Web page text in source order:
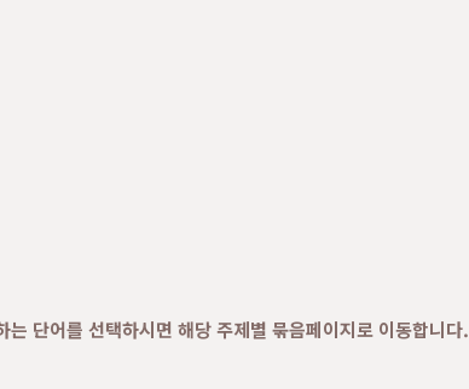
단어를 선택하시면 해당 주제별 묶음페이지로 이동합니다.